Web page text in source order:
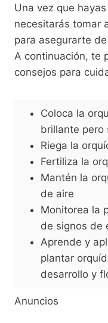
Una vez que
necesitarás tomar
para asegurarte
A continuación, te
consejos para
Coloca la
brillante pero
Riega la
Fertiliza la
Mantén la
de aire
Monitorea la
de signos de
Aprende y
plantar
desarrollo y
Anuncios